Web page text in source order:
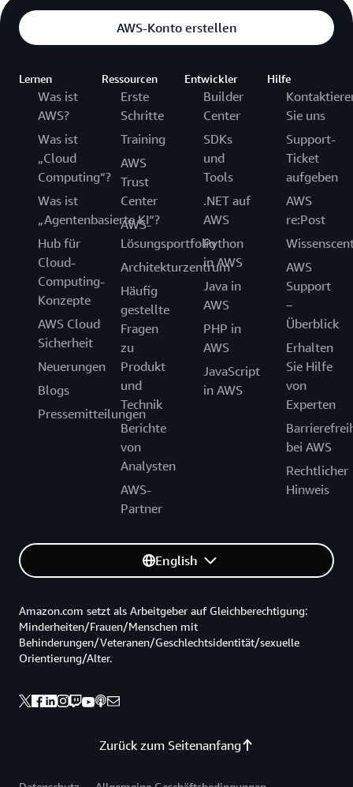
AWS-Konto erstellen
Lernen
Was ist
AWS?
Was ist
„Cloud
Computing“?
Was ist
„Agentenbasierte KI“?
Hub für
Cloud-
Computing-
Konzepte
AWS Cloud
Sicherheit
Neuerungen
Blogs
Pressemitteilungen
Ressourcen
Erste
Schritte
Training
AWS
Trust
Center
AWS-
Lösungsportfolio
Architekturzentrum
Häufig
gestellte
Fragen
zu
Produkt
und
Technik
Berichte
von
Analysten
AWS-
Partner
Entwickler
Builder
Center
SDKs
und
Tools
.NET auf
AWS
Python
in AWS
Java in
AWS
PHP in
AWS
JavaScript
in AWS
Hilfe
Sie uns
Support-
Ticket
aufgeben
AWS
re:Post
AWS
Support
–
Überblick
Erhalten
Sie Hilfe
von
Experten
bei AWS
Rechtlicher
Hinweis
English
Zurück zum Seitenanfang
Amazon.com setzt als Arbeitgeber auf Gleichberechtigung:
Minderheiten/Frauen/Menschen mit
Behinderungen/Veteranen/Geschlechtsidentität/sexuelle
Orientierung/Alter.